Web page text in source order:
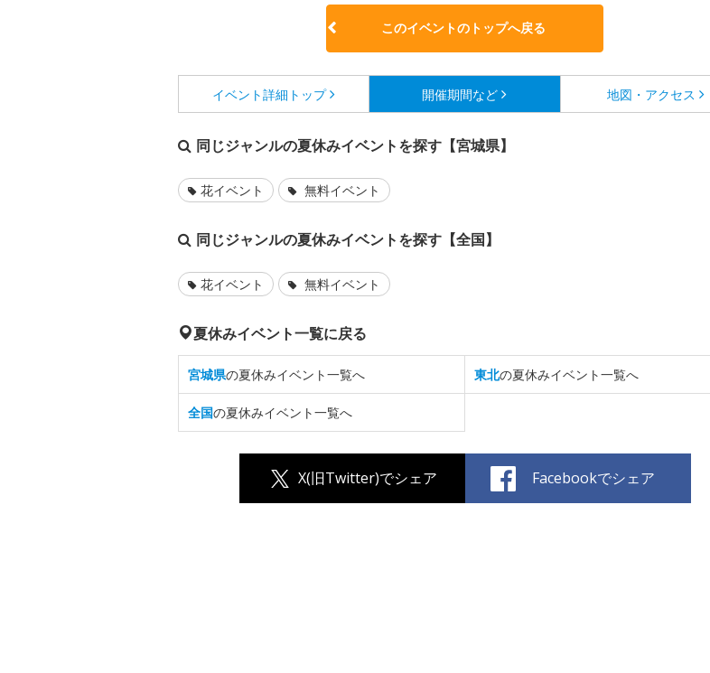
このイベントのトップへ戻る
イベント詳細 トップ 開催期間など 地図・アクセス
同じジャンルの夏休みイベントを探す【宮城県】
花イベント 無料イベント
同じジャンルの夏休みイベントを探す【全国】
花イベント 無料イベント
夏休みイベント一覧に戻る
宮城県の夏休みイベント一覧へ 東北の夏休みイベント一覧へ
全国の夏休みイベント一覧へ
X(旧Twitter)でシェア Facebookでシェア